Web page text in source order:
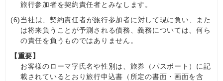
旅行参加者を契約責任者とみなします。
(6)当社は、契約責任者が旅行参加者に対して現に負い、また
は将来負うことが予測される債務、義務については、何ら
の責任を負うものではありません。
【重要】
お客様のローマ字氏名や性別は、旅券（パスポート）に記
載されているとおり旅行申込書（所定の書面・画面を含